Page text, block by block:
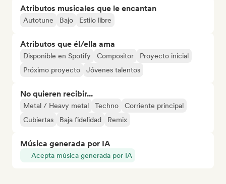
Atributos musicales que le encantan
Autotune Bajo Estilo libre
Atributos que él/ella ama
Disponible en Spotify Compositor
Proyecto inicial
Próximo proyecto
Jóvenes talentos
No quieren recibir...
Metal / Heavy metal Techno
Corriente principal
Cubiertas
Baja fidelidad Remix
Música generada por IA
Acepta música generada por IA